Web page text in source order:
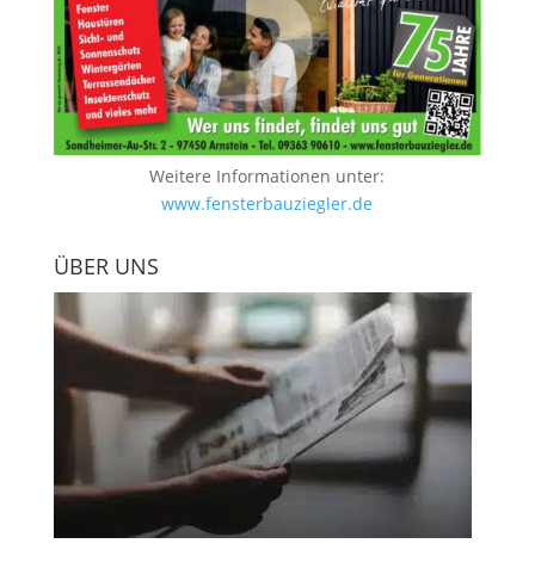
Weitere Informationen unter:
www.fensterbauziegler.de
ÜBER UNS